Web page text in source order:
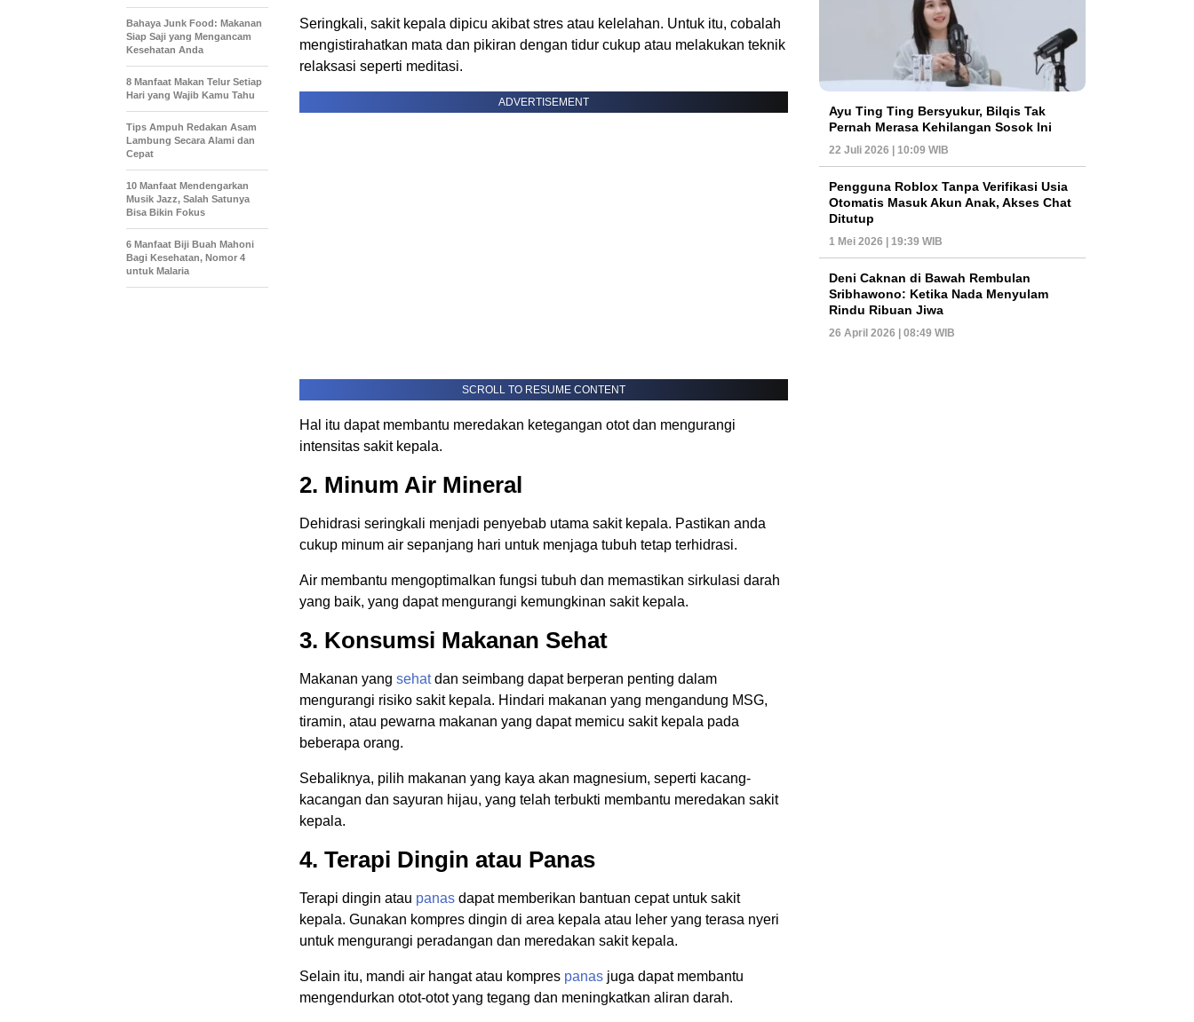
Seringkali, sakit kepala dipicu akibat stres atau kelelahan. Untuk itu, cobalah
mengistirahatkan mata dan pikiran dengan tidur cukup atau melakukan teknik
relaksasi seperti meditasi.
ADVERTISEMENT
SCROLL TO RESUME CONTENT
Hal itu dapat membantu meredakan ketegangan otot dan mengurangi
intensitas sakit kepala.
2. Minum Air Mineral
Dehidrasi seringkali menjadi penyebab utama sakit kepala. Pastikan anda
cukup minum air sepanjang hari untuk menjaga tubuh tetap terhidrasi.
Air membantu mengoptimalkan fungsi tubuh dan memastikan sirkulasi darah
yang baik, yang dapat mengurangi kemungkinan sakit kepala.
3. Konsumsi Makanan Sehat
Makanan yang sehatdan seimbang dapat berperan penting dalam
mengurangi risiko sakit kepala. Hindari makanan yang mengandung MSG,
tiramin, atau pewarna makanan yang dapat memicu sakit kepala pada
beberapa orang.
Sebaliknya, pilih makanan yang kaya akan magnesium, seperti kacang-
kacangan dan sayuran hijau, yang telah terbukti membantu meredakan sakit
kepala.
4. Terapi Dingin atau Panas
Terapi dingin atau panas dapat memberikan bantuan cepat untuk sakit
kepala. Gunakan kompres dingin di area kepala atau leher yang terasa nyeri
untuk mengurangi peradangan dan meredakan sakit kepala.
Selain itu, mandi air hangat atau kompres panas juga dapat membantu
mengendurkan otot-otot yang tegang dan meningkatkan aliran darah.
Bahaya Junk Food: Makanan
Siap Saji yang Mengancam
Kesehatan Anda
8 Manfaat Makan Telur Setiap
Hari yang Wajib Kamu Tahu
Tips Ampuh Redakan Asam
Lambung Secara Alami dan
Cepat
10 Manfaat Mendengarkan
Musik Jazz, Salah Satunya
Bisa Bikin Fokus
6 Manfaat Biji Buah Mahoni
Bagi Kesehatan, Nomor 4
untuk Malaria
Ayu Ting Ting Bersyukur, Bilqis Tak
Pernah Merasa Kehilangan Sosok Ini
22 Juli 2026 | 10:09 WIB
Pengguna Roblox Tanpa Verifikasi Usia
Otomatis Masuk Akun Anak, Akses Chat
Ditutup
1 Mei 2026 | 19:39 WIB
Deni Caknan di Bawah Rembulan
Sribhawono: Ketika Nada Menyulam
Rindu Ribuan Jiwa
26 April 2026 | 08:49 WIB